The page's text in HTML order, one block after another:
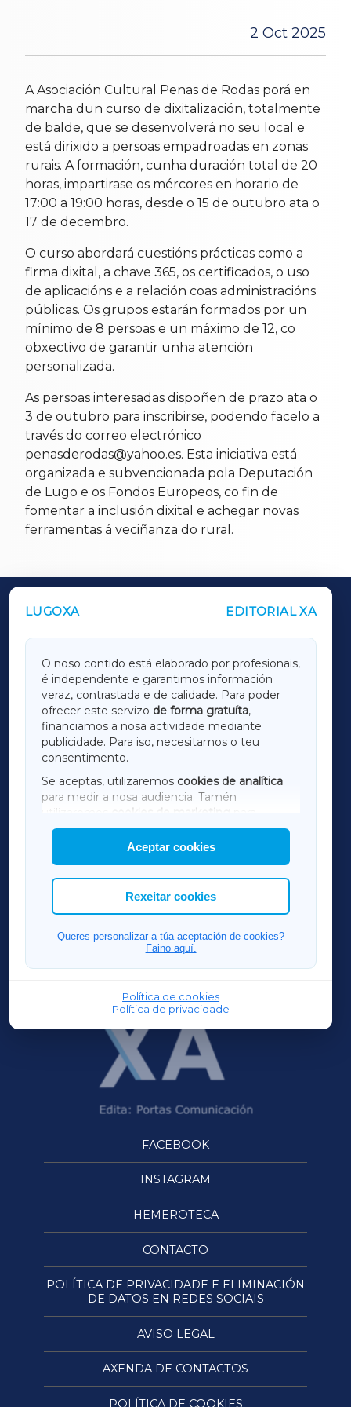
2 Oct 2025
A Asociación Cultural Penas de Rodas porá en
marcha dun curso de dixitalización, totalmente
de balde, que se desenvolverá no seu local e
está dirixido a persoas empadroadas en zonas
rurais. A formación, cunha duración total de 20
horas, impartirase os mércores en horario de
17:00 a 19:00 horas, desde o 15 de outubro ata o
17 de decembro.
O curso abordará cuestións prácticas como a
firma dixital, a chave 365, os certificados, o uso
de aplicacións e a relación coas administracións
públicas. Os grupos estarán formados por un
mínimo de 8 persoas e un máximo de 12, co
obxectivo de garantir unha atención
personalizada.
As persoas interesadas dispoñen de prazo ata o
3 de outubro para inscribirse, podendo facelo a
través do correo electrónico
penasderodas@yahoo.es. Esta iniciativa está
organizada e subvencionada pola Deputación
de Lugo e os Fondos Europeos, co fin de
fomentar a inclusión dixital e achegar novas
ferramentas á veciñanza do rural.
LUGOXA EDITORIAL XA
O noso contido está elaborado por profesionais,
é independente e garantimos información
veraz, contrastada e de calidade. Para poder
ofrecer este servizo de forma gratuíta,
financiamos a nosa actividade mediante
publicidade. Para iso, necesitamos o teu
consentimento.
Se aceptas, utilizaremos cookies de analítica
para medir a nosa audiencia. Tamén
utilizaremos
cookies de marketing
mostrar publicidade de terceiros.
Así mesmo, podes personalizar a elección das
cookies que desexas permitir.
Aceptar cookies
Rexeitar cookies
Queres personalizar a túa aceptación de cookies?
Faino aquí.
Política de cookies
Política de privacidade
OUTROS PERIÓDICOS
LUGOXA
TERRACHAXA
AMARIÑAXA
RIBEIRASACRAXA
ACORUÑAXA
FERROLXA
OURENSEXA
FACEBOOK
INSTAGRAM
HEMEROTECA
CONTACTO
POLÍTICA DE PRIVACIDADE E ELIMINACIÓN
DE DATOS EN REDES SOCIAIS
AVISO LEGAL
AXENDA DE CONTACTOS
POLÍTICA DE COOKIES